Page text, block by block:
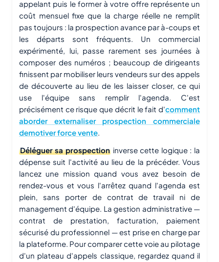
appelant puis le former à votre offre représente un
coût mensuel fixe que la charge réelle ne remplit
pas toujours : la prospection avance par à-coups et
les départs sont fréquents. Un commercial
expérimenté, lui, passe rarement ses journées à
composer des numéros ; beaucoup de dirigeants
finissent par mobiliser leurs vendeurs sur des appels
de découverte au lieu de les laisser closer, ce qui
use l'équipe sans remplir l'agenda. C'est
précisément ce risque que décrit le fait d'comment
aborder externaliser prospection commerciale
demotiver force vente.
Déléguer sa prospection inverse cette logique : la
dépense suit l'activité au lieu de la précéder. Vous
lancez une mission quand vous avez besoin de
rendez-vous et vous l'arrêtez quand l'agenda est
plein, sans porter de contrat de travail ni de
management d'équipe. La gestion administrative —
contrat de prestation, facturation, paiement
sécurisé du professionnel — est prise en charge par
la plateforme. Pour comparer cette voie au pilotage
d'un plateau d'appels classique, regardez quand il